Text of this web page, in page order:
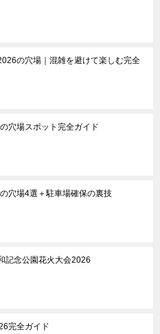
の穴場｜混雑を避けて楽しむ完全
穴場スポット完全ガイド
穴場4選＋駐車場確保の裏技
記念公園花火大会2026
完全ガイド